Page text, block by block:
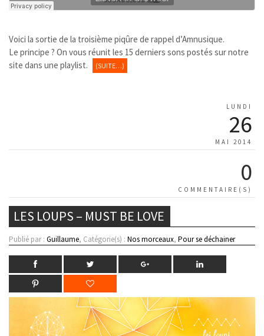
Voici la sortie de la troisième piqûre de rappel d’Amnusique.
Le principe ? On vous réunit les 15 derniers sons postés sur notre
site dans une playlist.
(SUITE…)
LUNDI
26
MAI 2014
0
COMMENTAIRE(S)
LES LOUPS – MUST BE LOVE
Publié par : Guillaume, Catégorie(s) : Nos morceaux, Pour se déchainer